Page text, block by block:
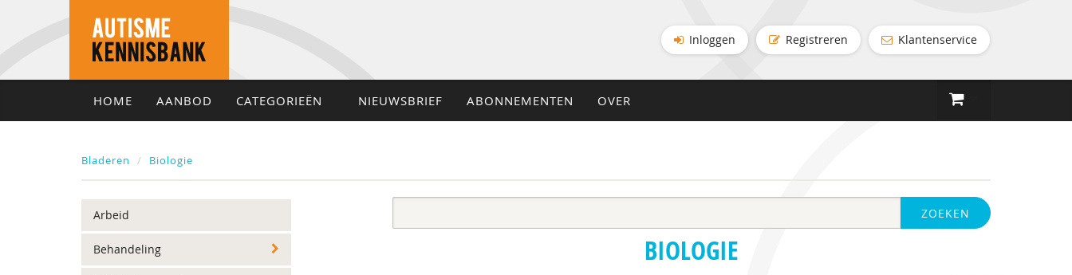
Inloggen Registreren Klantenservice
HOME AANBOD CATEGORIEËN NIEUWSBRIEF ABONNEMENTEN OVER
Bladeren Biologie
Arbeid
Behandeling
ZOEKEN
BIOLOGIE